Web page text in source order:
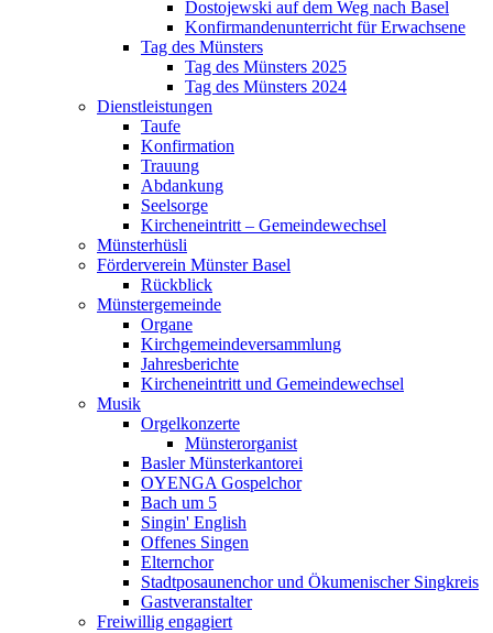
Dostojewski auf dem Weg nach Basel
Konfirmandenunterricht für Erwachsene
Tag des Münsters
Tag des Münsters 2025
Tag des Münsters 2024
Dienstleistungen
Taufe
Konfirmation
Trauung
Abdankung
Seelsorge
Kircheneintritt – Gemeindewechsel
Münsterhüsli
Förderverein Münster Basel
Rückblick
Münstergemeinde
Organe
Kirchgemeindeversammlung
Jahresberichte
Kircheneintritt und Gemeindewechsel
Musik
Orgelkonzerte
Münsterorganist
Basler Münsterkantorei
OYENGA Gospelchor
Bach um 5
Singin' English
Offenes Singen
Elternchor
Stadtposaunenchor und Ökumenischer Singkreis
Gastveranstalter
Freiwillig engagiert